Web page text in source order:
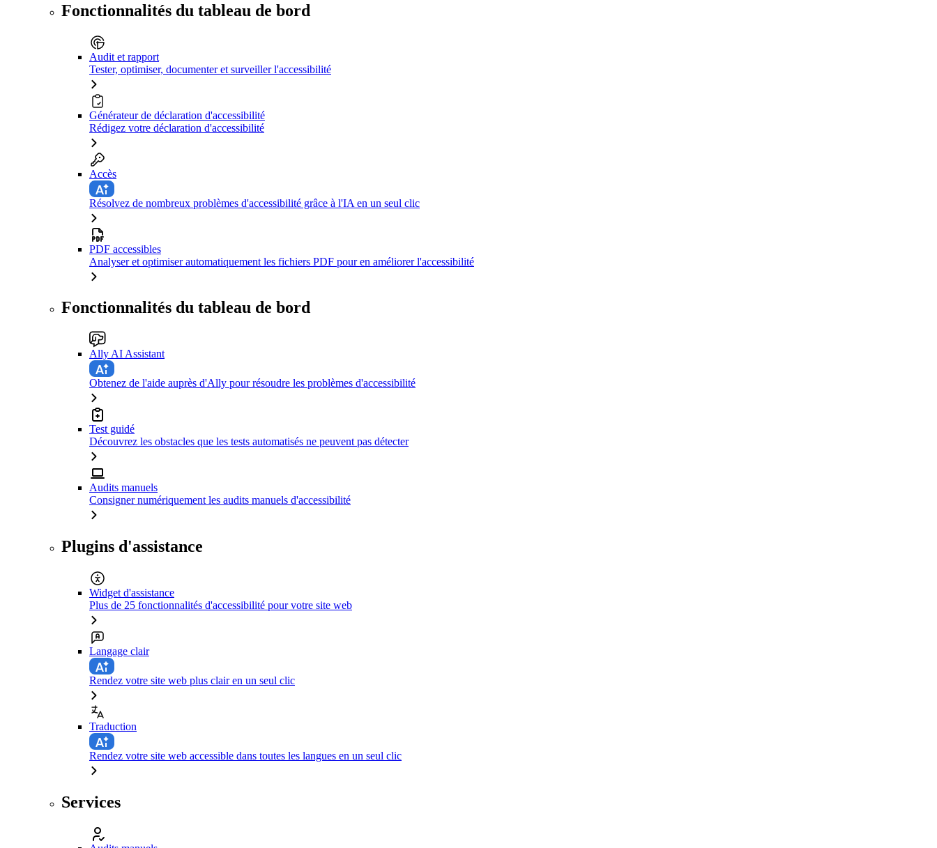
Fonctionnalités du tableau de bord
Audit et rapport
Tester, optimiser, documenter et surveiller l'accessibilité
Générateur de déclaration d'accessibilité
Rédigez votre déclaration d'accessibilité
Accès
Résolvez de nombreux problèmes d'accessibilité grâce à l'IA en un seul clic
PDF accessibles
Analyser et optimiser automatiquement les fichiers PDF pour en améliorer l'accessibilité
Fonctionnalités du tableau de bord
Ally AI Assistant
Obtenez de l'aide auprès d'Ally pour résoudre les problèmes d'accessibilité
Test guidé
Découvrez les obstacles que les tests automatisés ne peuvent pas détecter
Audits manuels
Consigner numériquement les audits manuels d'accessibilité
Plugins d'assistance
Widget d'assistance
Plus de 25 fonctionnalités d'accessibilité pour votre site web
Langage clair
Rendez votre site web plus clair en un seul clic
Traduction
Rendez votre site web accessible dans toutes les langues en un seul clic
Services